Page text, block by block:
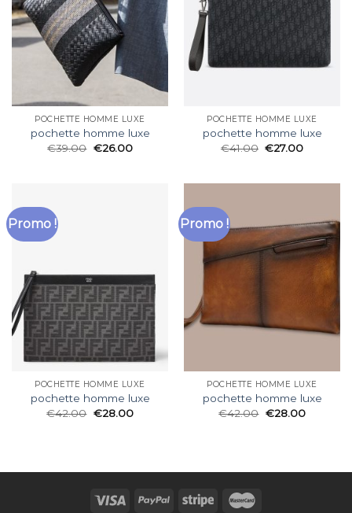
POCHETTE HOMME LUXE
pochette homme luxe
€39.00 €26.00
POCHETTE HOMME LUXE
pochette homme luxe
€41.00 €27.00
Promo !
POCHETTE HOMME LUXE
pochette homme luxe
€42.00 €28.00
Promo !
POCHETTE HOMME LUXE
pochette homme luxe
€42.00 €28.00